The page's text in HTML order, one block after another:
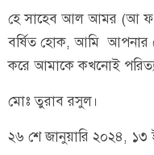
হে সাহেব আল আমর (আ ফ
বর্ষিত হোক, আমি আপনার
করে আমাকে কখনোই
মোঃ তুরাব রসুল।
২৬ শে জানুয়ারি ২০২৪,